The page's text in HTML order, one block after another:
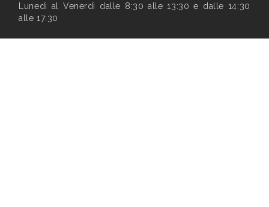
Lunedì al Venerdì dalle 8:30 alle 13:30 e dalle 14:30
alle 17:30